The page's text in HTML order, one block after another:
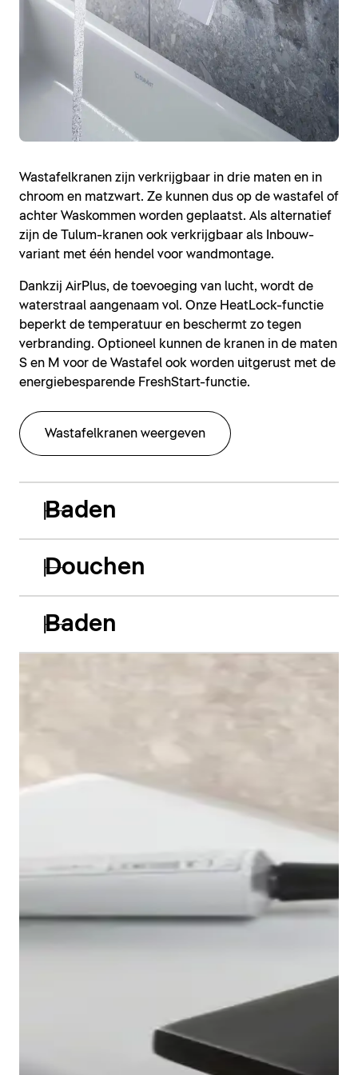
Wastafelkranen zijn verkrijgbaar in drie maten en in
chroom en matzwart. Ze kunnen dus op de wastafel of
achter Waskommen worden geplaatst. Als alternatief
zijn de Tulum-kranen ook verkrijgbaar als Inbouw-
variant met één hendel voor wandmontage.
Dankzij AirPlus, de toevoeging van lucht, wordt de
waterstraal aangenaam vol. Onze HeatLock-functie
beperkt de temperatuur en beschermt zo tegen
verbranding. Optioneel kunnen de kranen in de maten
S en M voor de Wastafel ook worden uitgerust met de
energiebesparende FreshStart-functie.
Wastafelkranen weergeven
Baden
Douchen
Baden